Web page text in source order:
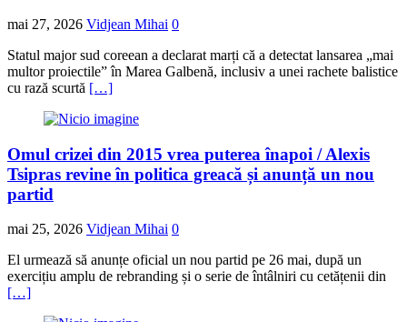
mai 27, 2026 Vidjean Mihai 0
Statul major sud coreean a declarat marți că a detectat lansarea „mai
multor proiectile” în Marea Galbenă, inclusiv a unei rachete balistice
cu rază scurtă […]
Omul crizei din 2015 vrea puterea înapoi / Alexis
Tsipras revine în politica greacă și anunță un nou
partid
mai 25, 2026 Vidjean Mihai 0
El urmează să anunțe oficial un nou partid pe 26 mai, după un
exercițiu amplu de rebranding și o serie de întâlniri cu cetățenii din
[…]